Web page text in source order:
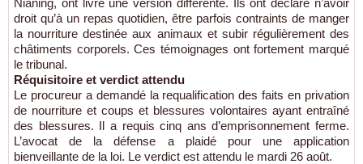
droit qu’à un repas quotidien, être parfois contraints de manger
la nourriture destinée aux animaux et subir régulièrement des
châtiments corporels. Ces témoignages ont fortement marqué
le tribunal.
Réquisitoire et verdict attendu
Le procureur a demandé la requalification des faits en privation
de nourriture et coups et blessures volontaires ayant entraîné
des blessures. Il a requis cinq ans d’emprisonnement ferme.
L’avocat de la défense a plaidé pour une application
bienveillante de la loi. Le verdict est attendu le mardi 26 août.